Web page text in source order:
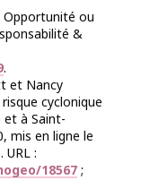
Opportunité ou
&
.
et Nancy
cyclonique
et à Saint-
mis en ligne le
URL :
18567 ;